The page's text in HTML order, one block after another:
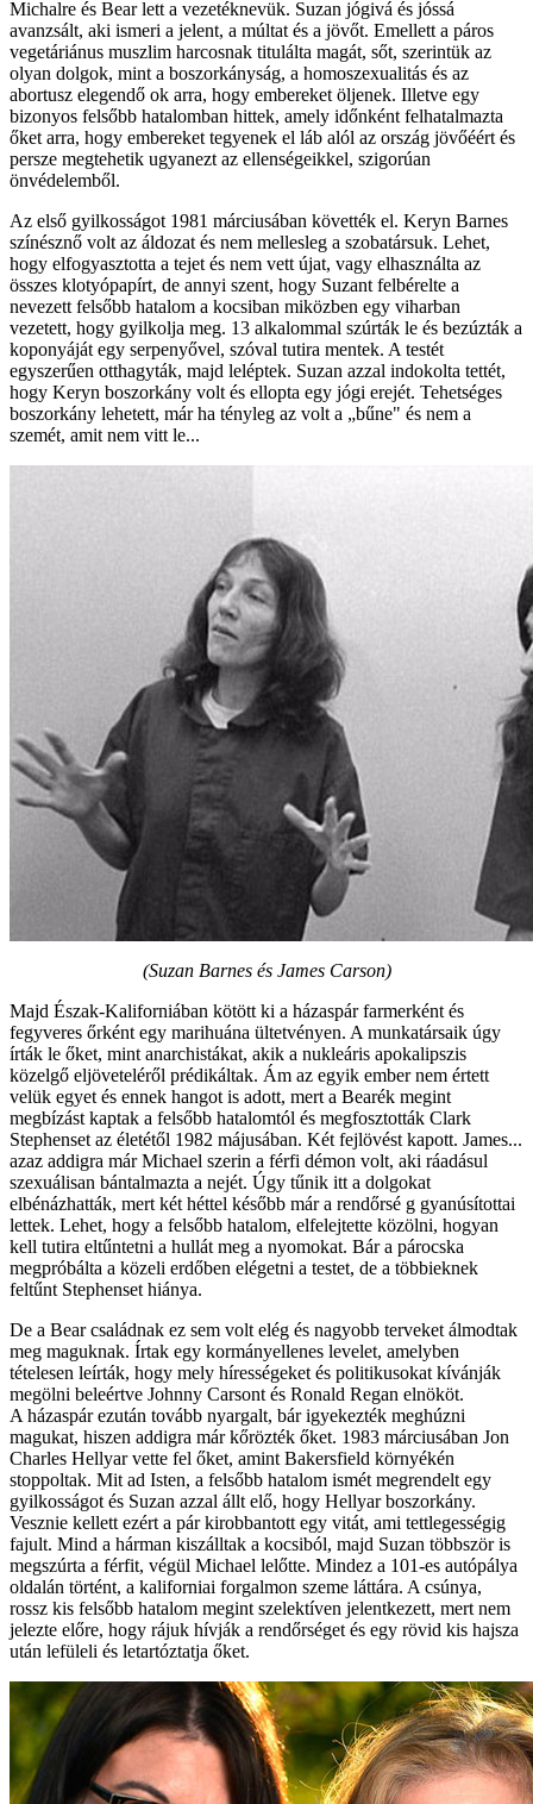
Michalre és Bear lett a vezetéknevük. Suzan jógivá és jóssá
avanzsált, aki ismeri a jelent, a múltat és a jövőt. Emellett a páros
vegetáriánus muszlim harcosnak titulálta magát, sőt, szerintük az
olyan dolgok, mint a boszorkányság, a homoszexualitás és az
abortusz elegendő ok arra, hogy embereket öljenek. Illetve egy
bizonyos felsőbb hatalomban hittek, amely időnként felhatalmazta
őket arra, hogy embereket tegyenek el láb alól az ország jövőéért és
persze megtehetik ugyanezt az ellenségeikkel, szigorúan
önvédelemből.
Az első gyilkosságot 1981 márciusában követték el. Keryn Barnes
színésznő volt az áldozat és nem mellesleg a szobatársuk. Lehet,
hogy elfogyasztotta a tejet és nem vett újat, vagy elhasználta az
összes klotyópapírt, de annyi szent, hogy Suzant felbérelte a
nevezett felsőbb hatalom a kocsiban miközben egy viharban
vezetett, hogy gyilkolja meg. 13 alkalommal szúrták le és bezúzták a
koponyáját egy serpenyővel, szóval tutira mentek. A testét
egyszerűen otthagyták, majd leléptek. Suzan azzal indokolta tettét,
hogy Keryn boszorkány volt és ellopta egy jógi erejét. Tehetséges
boszorkány lehetett, már ha tényleg az volt a „bűne" és nem a
szemét, amit nem vitt le...
(Suzan Barnes és James Carson)
Majd Észak-Kaliforniában kötött ki a házaspár farmerként és
fegyveres őrként egy marihuána ültetvényen. A munkatársaik úgy
írták le őket, mint anarchistákat, akik a nukleáris apokalipszis
közelgő eljöveteléről prédikáltak. Ám az egyik ember nem értett
velük egyet és ennek hangot is adott, mert a Bearék megint
megbízást kaptak a felsőbb hatalomtól és megfosztották Clark
Stephenset az életétől 1982 májusában. Két fejlövést kapott. James...
azaz addigra már Michael szerin a férfi démon volt, aki ráadásul
szexuálisan bántalmazta a nejét. Úgy tűnik itt a dolgokat
elbénázhatták, mert két héttel később már a rendőrsé g gyanúsítottai
lettek. Lehet, hogy a felsőbb hatalom, elfelejtette közölni, hogyan
kell tutira eltűntetni a hullát meg a nyomokat. Bár a párocska
megpróbálta a közeli erdőben elégetni a testet, de a többieknek
feltűnt Stephenset hiánya.
De a Bear családnak ez sem volt elég és nagyobb terveket álmodtak
meg maguknak. Írtak egy kormányellenes levelet, amelyben
tételesen leírták, hogy mely hírességeket és politikusokat kívánják
megölni beleértve Johnny Carsont és Ronald Regan elnököt.
A házaspár ezután tovább nyargalt, bár igyekezték meghúzni
magukat, hiszen addigra már kőrözték őket. 1983 márciusában Jon
Charles Hellyar vette fel őket, amint Bakersfield környékén
stoppoltak. Mit ad Isten, a felsőbb hatalom ismét megrendelt egy
gyilkosságot és Suzan azzal állt elő, hogy Hellyar boszorkány.
Vesznie kellett ezért a pár kirobbantott egy vitát, ami tettlegességig
fajult. Mind a hárman kiszálltak a kocsiból, majd Suzan többször is
megszúrta a férfit, végül Michael lelőtte. Mindez a 101-es autópálya
oldalán történt, a kaliforniai forgalmon szeme láttára. A csúnya,
rossz kis felsőbb hatalom megint szelektíven jelentkezett, mert nem
jelezte előre, hogy rájuk hívják a rendőrséget és egy rövid kis hajsza
után lefüleli és letartóztatja őket.